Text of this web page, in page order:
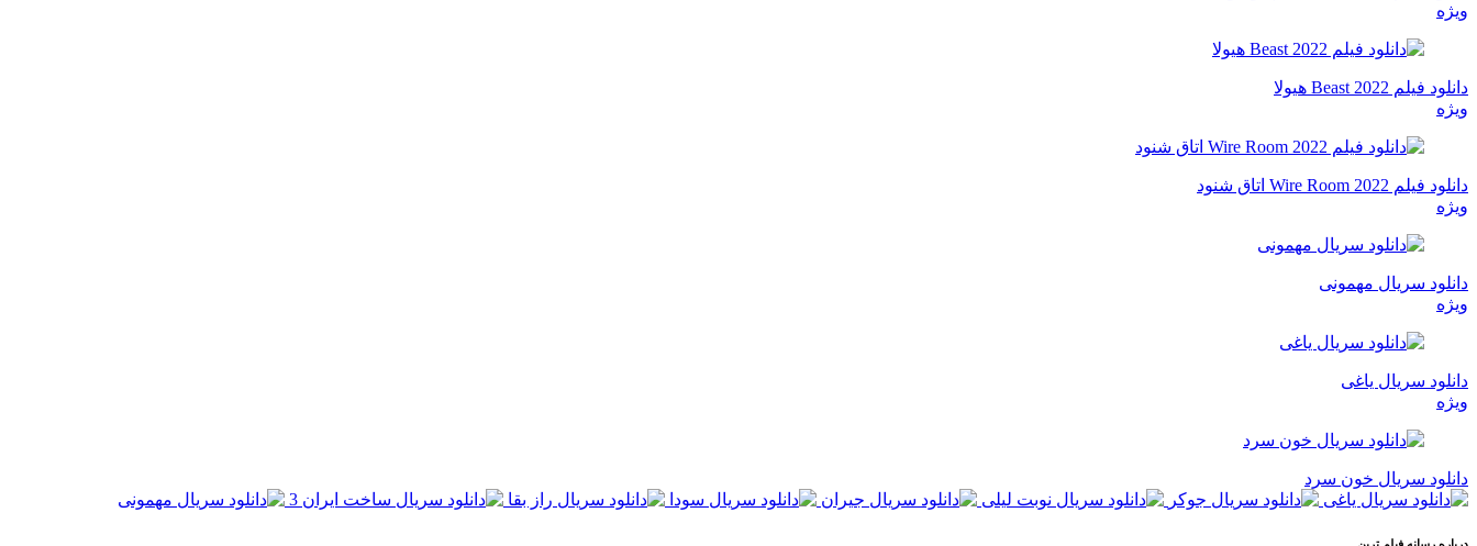
ویژه
دانلود فیلم Beast 2022 هیولا
ویژه
دانلود فیلم Wire Room 2022 اتاق شنود
ویژه
دانلود سریال مهمونی
ویژه
دانلود سریال یاغی
ویژه
دانلود سریال خون سرد